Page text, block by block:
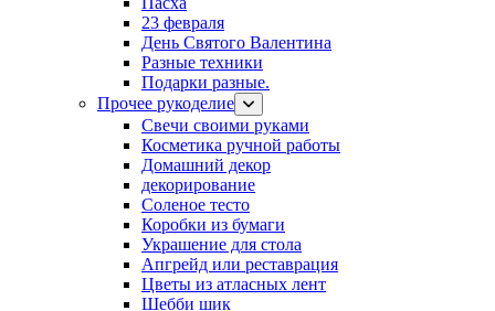
23 февраля
День Святого Валентина
Разные техники
Подарки разные.
Прочее рукоделие
Свечи своими руками
Косметика ручной работы
Домашний декор
декорирование
Соленое тесто
Коробки из бумаги
Украшение для стола
Апгрейд или реставрация
Цветы из атласных лент
Шебби шик